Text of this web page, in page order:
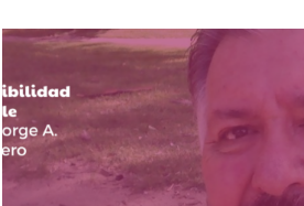
VEJECES